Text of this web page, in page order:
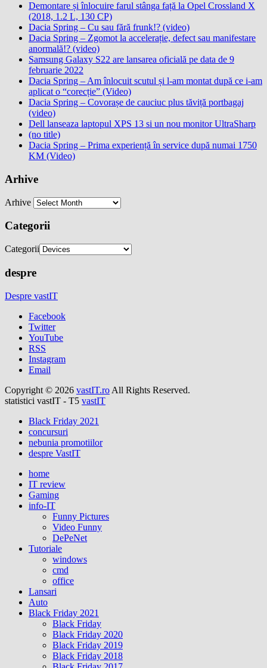
Demontare și înlocuire farul stânga față la Opel Crossland X
(2018, 1.2 L, 130 CP)
Dacia Spring – Cu sau fără frunk!? (video)
Dacia Spring – Zgomot la accelerație, defect sau manifestare
anormală!? (video)
Samsung Galaxy S22 are lansarea oficială pe data de 9
februarie 2022
Dacia Spring – Am înlocuit scutul și l-am montat după ce i-am
aplicat o “corecție” (Video)
Dacia Spring – Covorașe de cauciuc plus tăviță portbagaj
(video)
Dell lanseaza laptopul XPS 13 si un nou monitor UltraSharp
(no title)
Dacia Spring – Prima experiență în service după numai 1750
KM (Video)
Arhive
Arhive
Categorii
Categorii
despre
Despre vastIT
Facebook
Twitter
YouTube
RSS
Instagram
Email
Copyright © 2026 vastIT.ro All Rights Reserved.
statistici vastIT - T5 vastIT
Black Friday 2021
concursuri
nebunia promotiilor
despre VastIT
home
IT review
Gaming
info-IT
Funny Pictures
Video Funny
DePeNet
Tutoriale
windows
cmd
office
Lansari
Auto
Black Friday 2021
Black Friday
Black Friday 2020
Black Friday 2019
Black Friday 2018